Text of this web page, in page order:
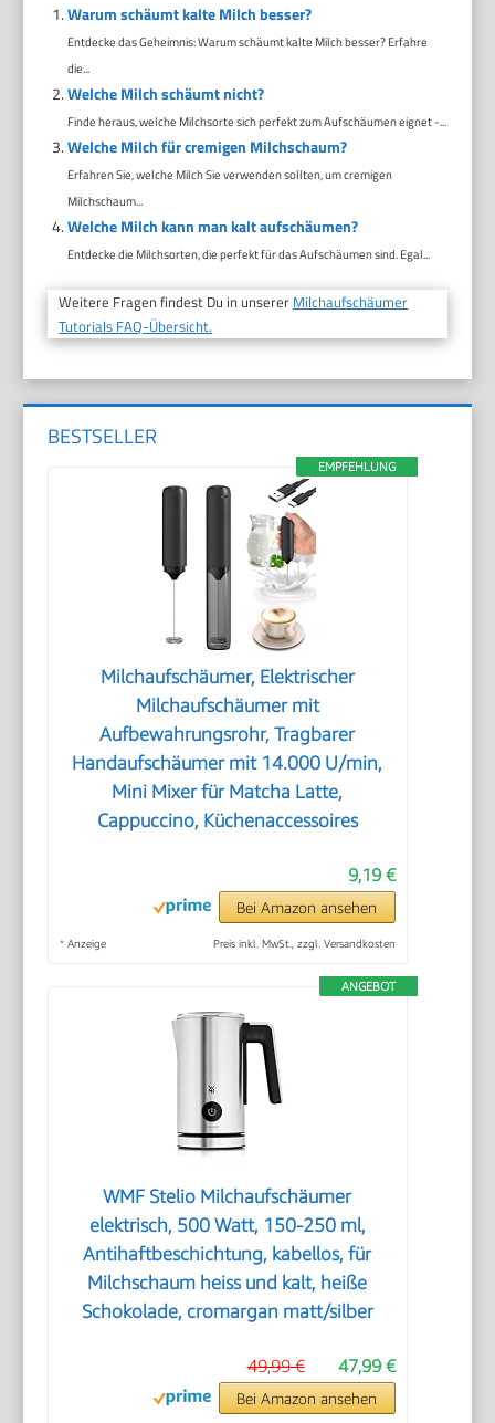
Warum schäumt kalte Milch besser?
Entdecke das Geheimnis: Warum schäumt kalte Milch besser? Erfahre
die...
Welche Milch schäumt nicht?
Finde heraus, welche Milchsorte sich perfekt zum Aufschäumen eignet -...
Welche Milch für cremigen Milchschaum?
Erfahren Sie, welche Milch Sie verwenden sollten, um cremigen
Milchschaum...
Welche Milch kann man kalt aufschäumen?
Entdecke die Milchsorten, die perfekt für das Aufschäumen sind. Egal...
Weitere Fragen findest Du in unserer Milchaufschäumer
Tutorials FAQ-Übersicht.
BESTSELLER
EMPFEHLUNG
Milchaufschäumer, Elektrischer
Milchaufschäumer mit
Aufbewahrungsrohr, Tragbarer
Handaufschäumer mit 14.000 U/min,
Mini Mixer für Matcha Latte,
Cappuccino, Küchenaccessoires
9,19 €
Bei Amazon ansehen
* Anzeige Preis inkl. MwSt., zzgl. Versandkosten
ANGEBOT
WMF Stelio Milchaufschäumer
elektrisch, 500 Watt, 150-250 ml,
Antihaftbeschichtung, kabellos, für
Milchschaum heiss und kalt, heiße
Schokolade, cromargan matt/silber
47,99 €
49,99 €
Bei Amazon ansehen